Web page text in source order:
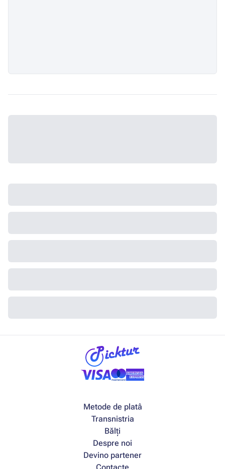
Metode de platâ
Transnistria
Bălți
Despre noi
Devino partener